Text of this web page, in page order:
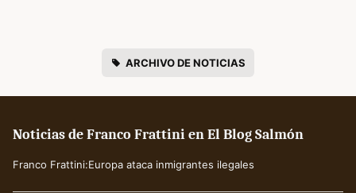
ARCHIVO DE NOTICIAS
Noticias de Franco Frattini en El Blog Salmón
Franco Frattini:Europa ataca inmigrantes ilegales